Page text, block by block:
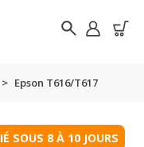
Epson T616/T617
SOUS 8 À 10 JOURS